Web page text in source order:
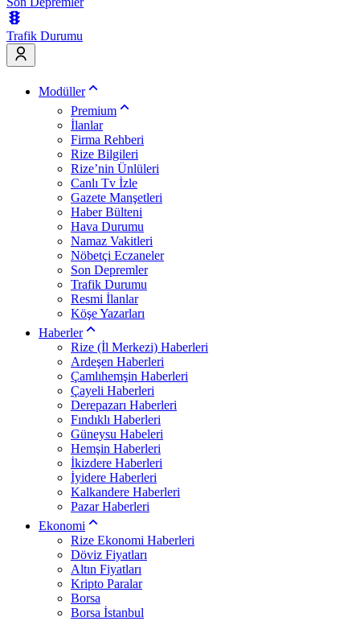
Trafik Durumu
Modüller
Premium
İlanlar
Firma Rehberi
Rize Bilgileri
Rize’nin Ünlüleri
Canlı Tv İzle
Gazete Manşetleri
Haber Bülteni
Hava Durumu
Namaz Vakitleri
Nöbetçi Eczaneler
Son Depremler
Trafik Durumu
Resmi İlanlar
Köşe Yazarları
Haberler
Rize (İl Merkezi) Haberleri
Ardeşen Haberleri
Çamlıhemşin Haberleri
Çayeli Haberleri
Derepazarı Haberleri
Fındıklı Haberleri
Güneysu Habeleri
Hemşin Haberleri
İkizdere Haberleri
İyidere Haberleri
Kalkandere Haberleri
Pazar Haberleri
Ekonomi
Rize Ekonomi Haberleri
Döviz Fiyatları
Altın Fiyatları
Kripto Paralar
Borsa
Borsa İstanbul